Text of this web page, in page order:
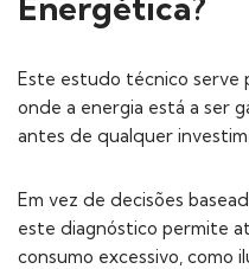
Este estudo técnico serve
onde a energia está a ser
antes de qualquer
Em vez de decisões
este diagnóstico permite
consumo excessivo, como